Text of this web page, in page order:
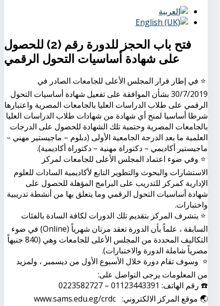
فتح باب الحجز للدورة رقم (2) للحصول
على شهادة أساسيات التحول الرقمي
⭐️ في إطار قرار المجلس الأعلى للجامعات الصادر في
30/7/2019 بشأن الموافقة على تفعيل شهادة أساسيات التحول
الرقمي على طلاب الدراسات العليا بالجامعات المصرية واعتبارها
شرطا أساسيا لمنح أي شهادة من شهادات طلاب الدراسات العليا
بالجامعات المصرية وحتمية تلك الشهادة للحصول على الدرجات
العلمية ما بعد الدرجة الجامعية الأولى (دبلوم – ماجيستير مهني –
ماجيستير أكاديمي – دكتوراة مهنية – دكتوراة أكاديمية).
⭐️ وفي ضوء اعتماد المجلس الأعلى للجامعات لمركز
الاستشارات والبحوث والتطوير التابع لأكاديمية السادات للعلوم
الإدارية كمركز للتدريب على البرامج المؤهلة للحصول على
شهادة أساسيات التحول الرقمي وما يتعلق بها من أنشطة تدريبية
واختبارات.
⭐️ يتشرف المركز بتقديم تلك الدورات لكافة السادة بالفئات
السابقة ، علماً بأن الدورة تعقد مرتان شهرياً (Online) في ضوء
التكاليف المحددة من المجلس الأعلى للجامعات وهي (840 جنيهاً
مصرياً شاملة الدورة والاختبارات).
⭐️ وسوف تقام دورة خلال الأسبوع الأول من ديسمبر ، ولمزيد
من المعلومات يرجى التواصل على:
☎️ رقم الهاتف: 01123443391 – 0223582727
🌏 موقع المركز الالكتروني: www.sams.edu.eg/crdc